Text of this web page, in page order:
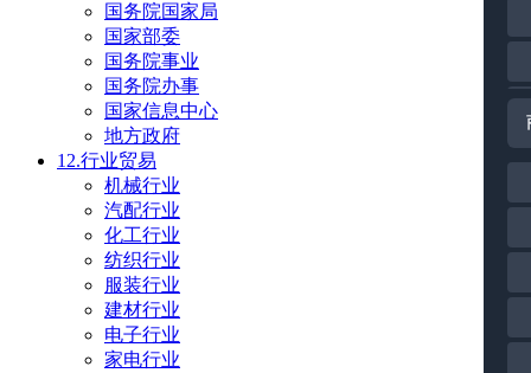
国务院国家局
国家部委
国务院事业
国务院办事
国家信息中心
地方政府
12.行业贸易
机械行业
汽配行业
化工行业
纺织行业
服装行业
建材行业
电子行业
家电行业